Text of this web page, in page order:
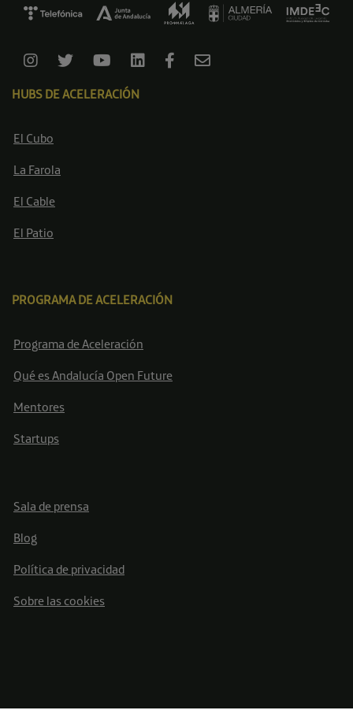
HUBS DE ACELERACIÓN
El Cubo
La Farola
El Cable
El Patio
PROGRAMA DE ACELERACIÓN
Programa de Aceleración
Qué es Andalucía Open Future
Mentores
Startups
Sala de prensa
Blog
Política de privacidad
Sobre las cookies